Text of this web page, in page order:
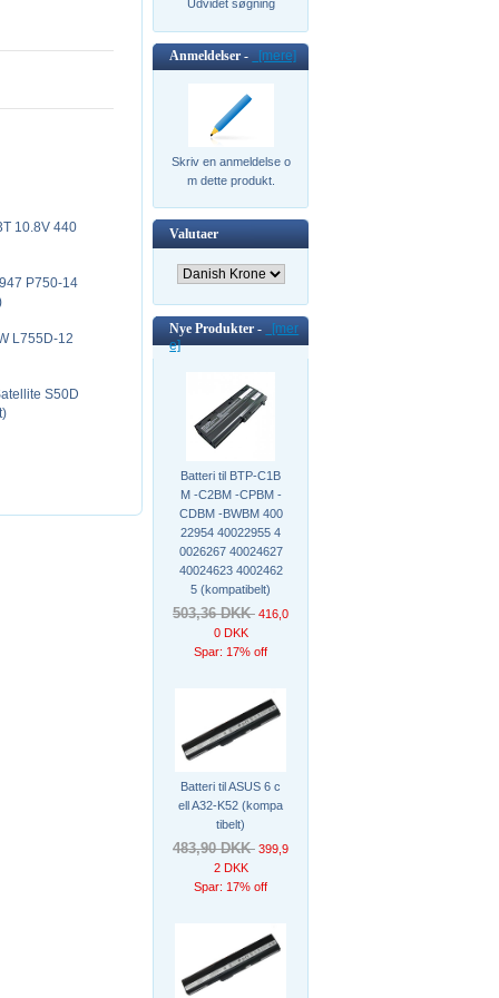
10.8V 440
P750-14
L755D-12
S50D
Udvidet søgning
Anmeldelser - [mere]
Skriv en anmeldelse o
m dette produkt.
Valutaer
Nye Produkter -
[mer
e]
Batteri til BTP-C1B
M -C2BM -CPBM -
CDBM -BWBM 400
22954 40022955 4
0026267 40024627
40024623 4002462
5 (kompatibelt)
503,36 DKK 416,0
0 DKK
Spar: 17% off
Batteri til ASUS 6 c
ell A32-K52 (kompa
tibelt)
483,90 DKK 399,9
2 DKK
Spar: 17% off